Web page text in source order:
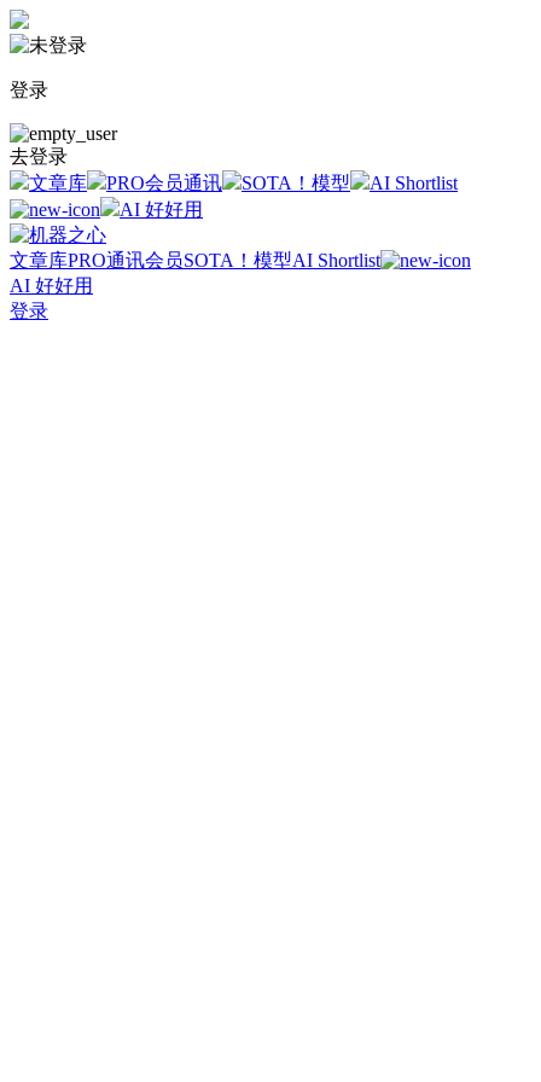
登录
去登录
文章库
PRO会员通讯 SOTA！模型
AI Shortlist
AI 好好用
文章库PRO通讯会员SOTA！模型AI Shortlist
AI 好好用
登录